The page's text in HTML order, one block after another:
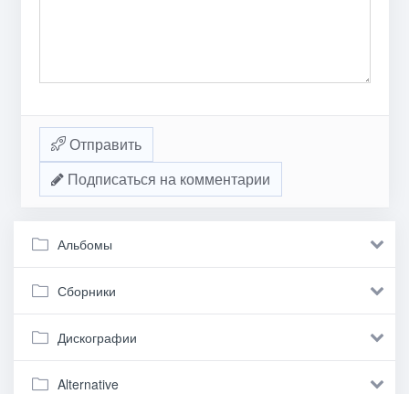
Отправить
Подписаться на комментарии
Альбомы
Сборники
Дискографии
Alternative